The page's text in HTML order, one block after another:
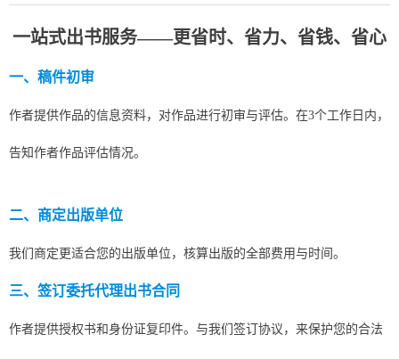
一站式出书服务——更省时、省力、省钱、省心
一、稿件初审
作者提供作品的信息资料，对作品进行初审与评估。在3个工作日内，
告知作者作品评估情况。
二、商定出版单位
我们商定更适合您的出版单位，核算出版的全部费用与时间。
三、签订委托代理出书合同
作者提供授权书和身份证复印件。与我们签订协议，来保护您的合法